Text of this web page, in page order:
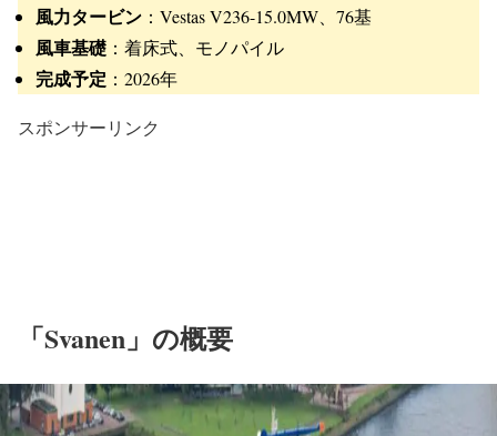
風力タービン ：Vestas V236-15.0MW、76基
風車基礎 ：着床式、モノパイル
完成予定 ：2026年
スポンサーリンク
「Svanen」の概要